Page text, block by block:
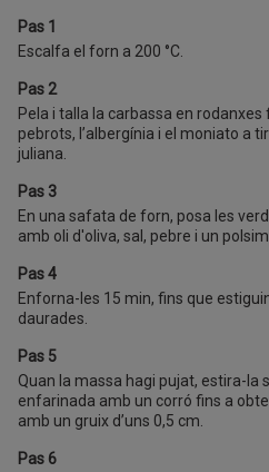
Pas 1
Escalfa el forn a 200 °C.
Pas 2
Pela i talla la carbassa en
pebrots, l’albergínia i el moniato a
juliana.
Pas 3
En una safata de forn, posa les
amb oli d'oliva, sal, pebre i un
Pas 4
Enforna-les 15 min, fins que
daurades.
Pas 5
Quan la massa hagi pujat, estira-la
enfarinada amb un corró fins a
amb un gruix d’uns 0,5 cm.
Pas 6